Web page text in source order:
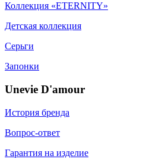
Коллекция «ETERNITY»
Детская коллекция
Серьги
Запонки
Unevie D'amour
История бренда
Вопрос-ответ
Гарантия на изделие